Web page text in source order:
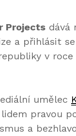
Projects dává
a přihlásit
v
umělec
pravou
a